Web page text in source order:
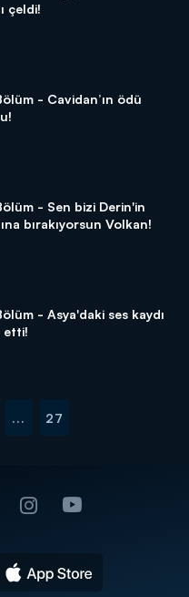
çeldi!
- Cavidan’ın ödü
- Sen bizi Derin'in
bırakıyorsun Volkan!
- Asya'daki ses kaydı
etti!
... 27